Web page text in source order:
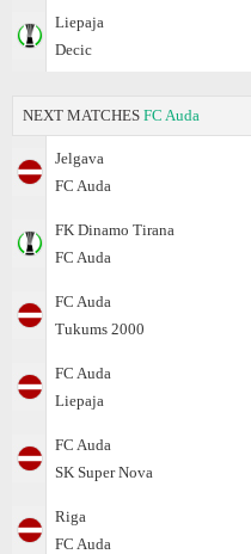
Liepaja
Decic
NEXT MATCHES FC Auda
Jelgava
FC Auda
FK Dinamo Tirana
FC Auda
FC Auda
Tukums 2000
FC Auda
Liepaja
FC Auda
SK Super Nova
Riga
FC Auda